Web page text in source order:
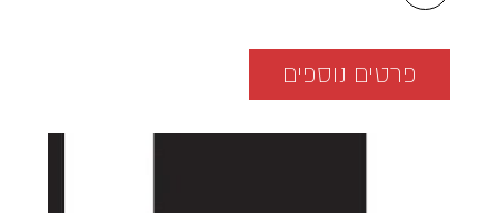
פרטים נוספים